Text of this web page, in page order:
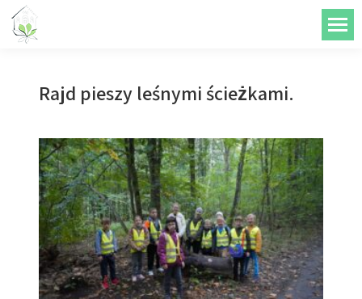
treści
Rajd pieszy leśnymi ścieżkami.